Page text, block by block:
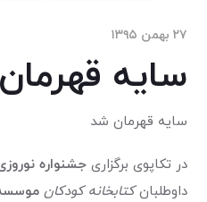
۲۷ بهمن ۱۳۹۵
سایه
سایه قهرمان شد
در تکاپوی برگزاریجشنواره
داوطلبانکتابخانه کودکان